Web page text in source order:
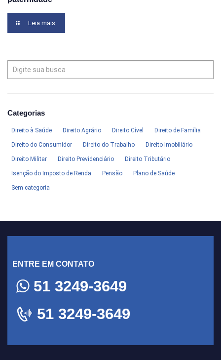
Leia mais
Categorias
Direito à Saúde Direito Agrário Direito Cível Direito de Família
Direito do Consumidor Direito do Trabalho Direito Imobiliário
Direito Militar Direito Previdenciário Direito Tributário
Isenção do Imposto de Renda Pensão Plano de Saúde
Sem categoria
ENTRE EM CONTATO
51 3249-3649
51 3249-3649